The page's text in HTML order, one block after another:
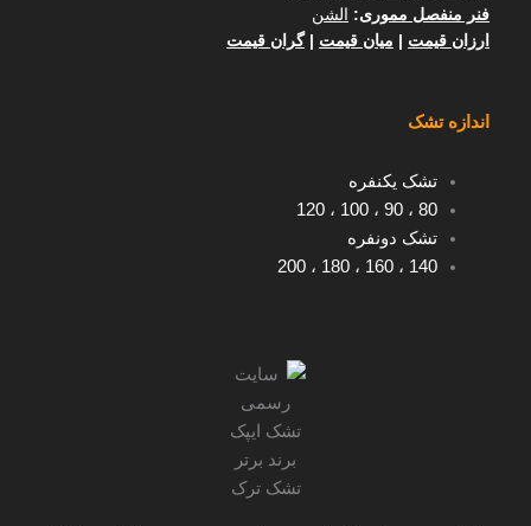
فنر منفصل مموری:
الشن
ارزان قیمت
میان قیمت |گران قیمت
اندازه تشک
تشک یکنفره
80، 90، 100 ، 120
تشک دونفره
140 ، 160 ، 180 ، 200